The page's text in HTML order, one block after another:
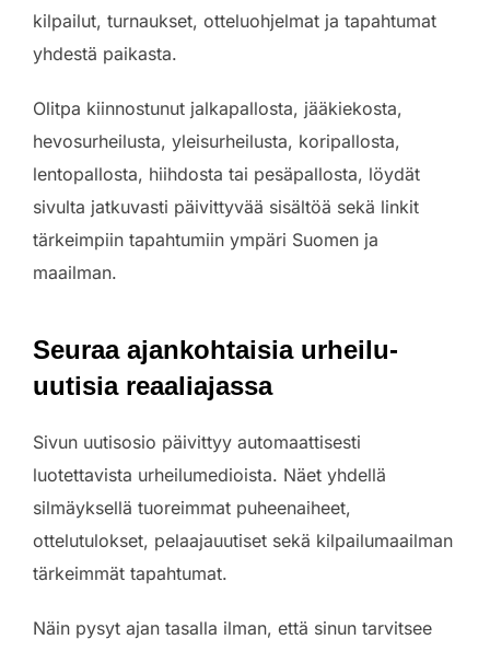
kilpailut, turnaukset, otteluohjelmat ja tapahtumat
yhdestä paikasta.
Olitpa kiinnostunut jalkapallosta, jääkiekosta,
hevosurheilusta, yleisurheilusta, koripallosta,
lentopallosta, hiihdosta tai pesäpallosta, löydät
sivulta jatkuvasti päivittyvää sisältöä sekä linkit
tärkeimpiin tapahtumiin ympäri Suomen ja
maailman.
Seuraa ajankohtaisia urheilu-
uutisia reaaliajassa
Sivun uutisosio päivittyy automaattisesti
luotettavista urheilumedioista. Näet yhdellä
silmäyksellä tuoreimmat puheenaiheet,
ottelutulokset, pelaajauutiset sekä kilpailumaailman
tärkeimmät tapahtumat.
Näin pysyt ajan tasalla ilman, että sinun tarvitsee